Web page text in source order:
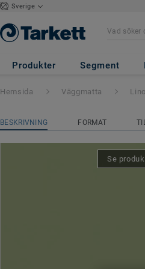
Sverige
Produkter Segment
LinoWall 2,00
Hemsida Väggmatta
BESKRIVNING FORMAT
Se